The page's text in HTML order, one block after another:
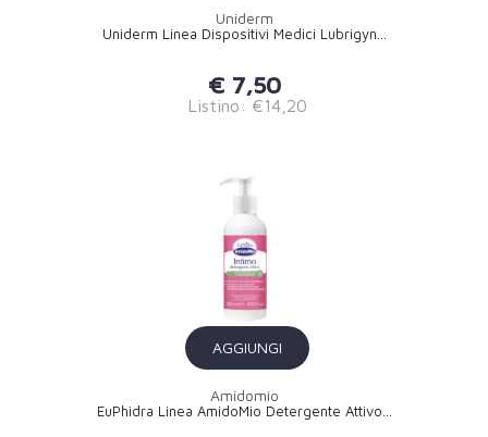
Uniderm
Uniderm Linea Dispositivi Medici Lubrigyn...
€ 7,50
Listino: €14,20
AGGIUNGI
Amidomio
EuPhidra Linea AmidoMio Detergente Attivo...